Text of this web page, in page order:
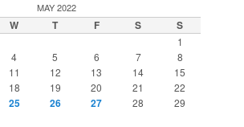
MAY 2022
W T F S S
1
4 5 6 7
8
11 12 13 14
15
18 19 20 21
22
25 26 27 28
29